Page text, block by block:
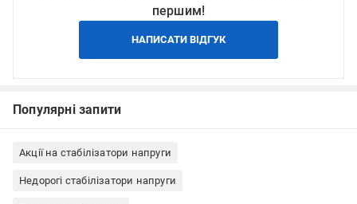
першим!
НАПИСАТИ ВІДГУК
Популярні запити
Акції на стабілізатори напруги
Недорогі стабілізатори напруги